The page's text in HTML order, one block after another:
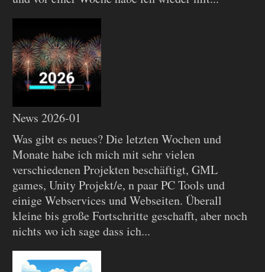
News 2026-01
Was gibt es neues? Die letzten Wochen und
Monate habe ich mich mit sehr vielen
verschiedenen Projekten beschäftigt, GML
games, Unity Projekt/e, n paar PC Tools und
einige Webservices und Webseiten. Überall
kleine bis große Fortschritte geschafft, aber noch
nichts wo ich sage dass ich...